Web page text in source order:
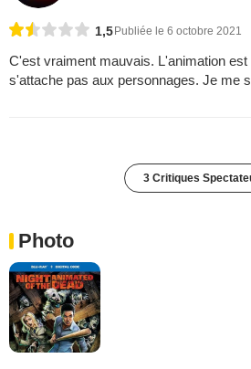
1,5Publiée le 6 octobre 2021
C'est vraiment mauvais. L'animation
s'attache pas aux personnages. Je me
3 Critiques
Photo